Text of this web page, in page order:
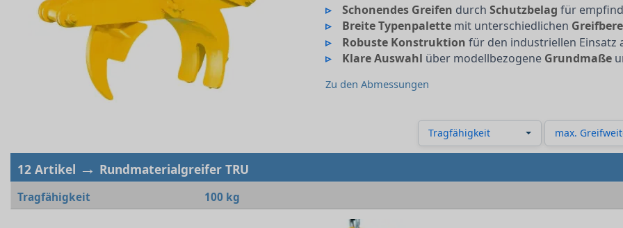
Schonendes Greifen durchSchutzbelag für
Breite Typenpalette mit unterschiedlichen
Robuste Konstruktion für den industriellen Einsatz
Klare Auswahl über modellbezogene Grundmaße
Zu den Abmessungen
Tragfähigkeit max.
12 Artikel → Rundmaterialgreifer TRU
Tragfähigkeit 100 kg